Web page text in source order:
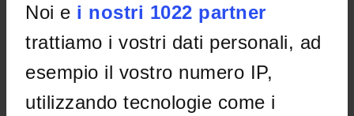
Noi e i nostri 1022 partner
trattiamo i vostri dati personali, ad
esempio il vostro numero IP,
utilizzando tecnologie come i
OFFERTA FORMATIVA
CORSI DI STUDIO